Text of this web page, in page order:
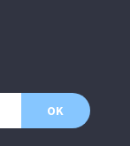
OK